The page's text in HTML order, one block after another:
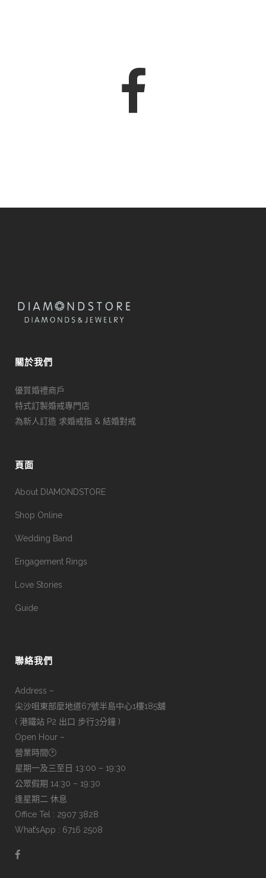
關於我們
優質婚禮商戶
特式訂製婚戒專門店
為新人訂造 求婚戒指 & 結婚對戒
頁面
About DIAMONDSTORE
Shop Online
Wedding Band
Engagement Rings
Love Stories
Guide
聯絡我們
Address –
尖沙咀東部麼地道67號半島中心1樓185舖
( 港鐵站 P2 出口 步行3分鐘 )
Open Hour –
營業時間🕑
星期一及三至日 13:00 – 19:30
公眾假期 14:30 – 19:30
逢星期二 休息
Office Tel : 2907 3828
What’sApp : 6716 2508